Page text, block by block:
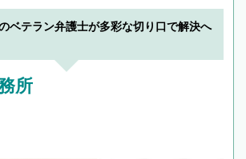
ベテラン弁護士が多彩な切り口で解決へ
所